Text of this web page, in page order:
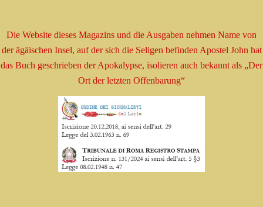
Die Website dieses Magazins und die Ausgaben nehmen Name von
der ägäischen Insel, auf der sich die Seligen befinden Apostel John hat
das Buch geschrieben der Apokalypse, isolieren auch bekannt als „Der
Ort der letzten Offenbarung“